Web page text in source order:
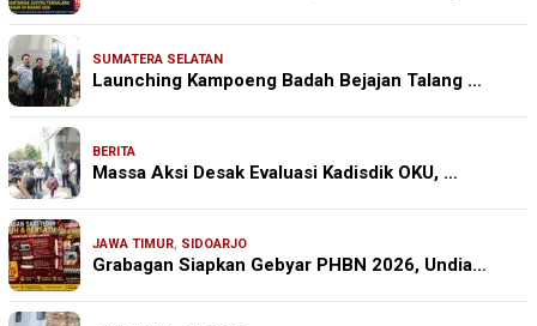
SUMATERA SELATAN
Launching Kampoeng Badah Bejajan Talang …
BERITA
Massa Aksi Desak Evaluasi Kadisdik OKU, …
JAWA TIMUR, SIDOARJO
Grabagan Siapkan Gebyar PHBN 2026, Undia…